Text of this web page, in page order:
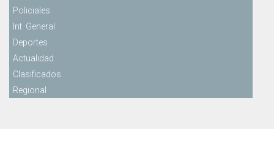
Policiales
Int. General
Deportes
Actualidad
Clasificados
Regional